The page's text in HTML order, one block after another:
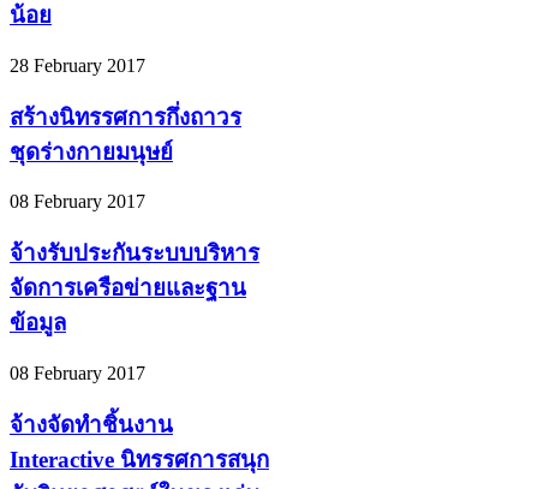
น้อย
28 February 2017
สร้างนิทรรศการกึ่งถาวร
ชุดร่างกายมนุษย์
08 February 2017
จ้างรับประกันระบบบริหาร
จัดการเครือข่ายและฐาน
ข้อมูล
08 February 2017
จ้างจัดทำชิ้นงาน
Interactive นิทรรศการสนุก